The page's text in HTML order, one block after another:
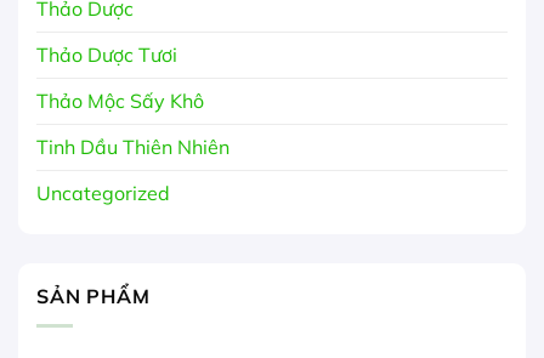
Thảo Dược
Thảo Dược Tươi
Thảo Mộc Sấy Khô
Tinh Dầu Thiên Nhiên
Uncategorized
SẢN PHẨM